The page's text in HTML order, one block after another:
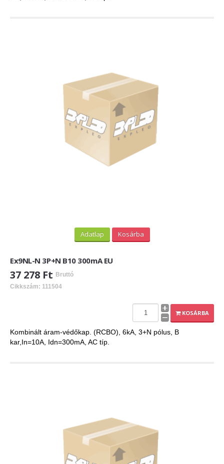
Adatlap Kosárba
Ex9NL-N 3P+N B10 300mA EU
37 278 Ft Bruttó
Cikkszám: 111504
KOSÁRBA
Kombinált áram-védőkap. (RCBO), 6kA, 3+N pólus, B
kar,In=10A, Idn=300mA, AC típ.